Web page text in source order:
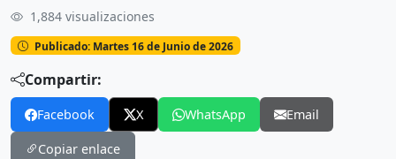
1,884 visualizaciones
Publicado: Martes 16 de Junio de 2026
Compartir:
Facebook X WhatsApp Email
Copiar enlace